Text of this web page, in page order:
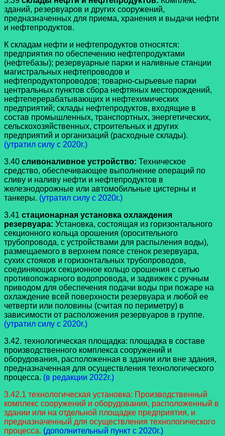
зданий, резервуаров и других сооружений,
предназначенных для приема, хранения и выдачи нефти
и нефтепродуктов.
К складам нефти и нефтепродуктов относятся:
предприятия по обеспечению нефтепродуктами
(нефтебазы); резервуарные парки и наливные станции
магистральных нефтепроводов и
нефтепродуктопроводов; товарно-сырьевые парки
центральных пунктов сбора нефтяных месторождений,
нефтеперерабатывающих и нефтехимических
предприятий; склады нефтепродуктов, входящие в
состав промышленных, транспортных, энергетических,
сельскохозяйственных, строительных и других
предприятий и организаций (расходные склады).
(утратил силу с 2020г.)
3.40 сливоналивное устройство: Техническое
средство, обеспечивающее выполнение операций по
сливу и наливу нефти и нефтепродуктов в
железнодорожные или автомобильные цистерны и
танкеры. (утратил силу с 2020г.)
3.41 стационарная установка охлаждения
резервуара: Установка, состоящая из горизонтального
секционного кольца орошения (оросительного
трубопровода, с устройствами для распыления воды),
размещаемого в верхнем поясе стенок резервуара,
сухих стояков и горизонтальных трубопроводов,
соединяющих секционное кольцо орошения с сетью
противопожарного водопровода, и задвижек с ручным
приводом для обеспечения подачи воды при пожаре на
охлаждение всей поверхности резервуара и любой ее
четверти или половины (считая по периметру) в
зависимости от расположения резервуаров в группе.
(утратил силу с 2020г.)
3.42. технологическая площадка: площадка в составе
производственного комплекса сооружений и
оборудования, расположенная в здании или вне здания,
предназначенная для осуществления технологического
процесса. (в редакции 2022г.)
3.42.1 технологическая установка: Производственный
комплекс сооружений и оборудования, расположенный в
здании или на отдельной площадке предприятия, и
предназначенный для осуществления технологического
процесса. (дополнительный пункт с 2020г.)